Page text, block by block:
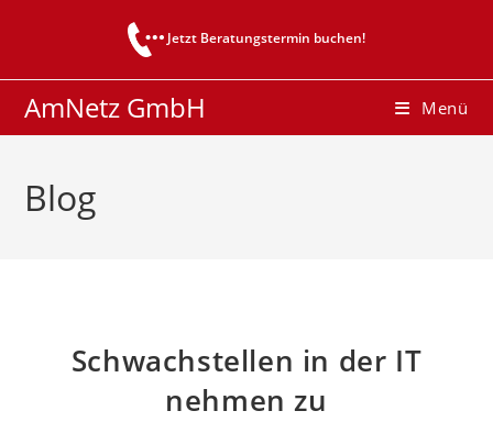
Jetzt Beratungstermin buchen!
AmNetz GmbH Menü
Blog
Schwachstellen in der IT
nehmen zu